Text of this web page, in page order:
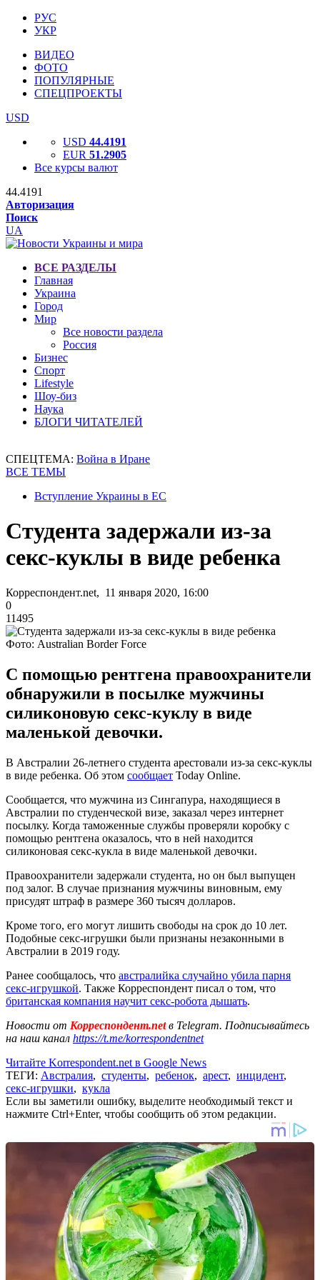
РУС
УКР
ВИДЕО
ФОТО
ПОПУЛЯРНЫЕ
СПЕЦПРОЕКТЫ
USD
USD 44.4191
EUR 51.2905
Все курсы валют
44.4191
Авторизация
Поиск
UA
ВСЕ РАЗДЕЛЫ
Главная
Украина
Город
Мир
Все новости раздела
Россия
Бизнес
Спорт
Lifestyle
Шоу-биз
Наука
БЛОГИ ЧИТАТЕЛЕЙ
СПЕЦТЕМА: Война в Иране
ВСЕ ТЕМЫ
Вступление Украины в ЕС
Студента задержали из-за
секс-куклы в виде ребенка
Корреспондент.net, 11 января 2020, 16:00
0
11495
Фото: Australian Border Force
С помощью рентгена правоохранители
обнаружили в посылке мужчины
силиконовую секс-куклу в виде
маленькой девочки.
В Австралии 26-летнего студента арестовали из-за секс-куклы
в виде ребенка. Об этом сообщает Today Online.
Сообщается, что мужчина из Сингапура, находящиеся в
Австралии по студенческой визе, заказал через интернет
посылку. Когда таможенные службы проверяли коробку с
помощью рентгена оказалось, что в ней находится
силиконовая секс-кукла в виде маленькой девочки.
Правоохранители задержали студента, но он был выпущен
под залог. В случае признания мужчины виновным, ему
присудят штраф в размере 360 тысяч долларов.
Кроме того, его могут лишить свободы на срок до 10 лет.
Подобные секс-игрушки были признаны незаконными в
Австралии в 2019 году.
Ранее сообщалось, что австралийка случайно убила парня
секс-игрушкой. Также Корреспондент писал о том, что
британская компания научит секс-робота дышать.
Новости от Корреспондент.netв Telegram. Подписывайтесь
на наш канал https://t.me/korrespondentnet
Читайте Korrespondent.net в Google News
ТЕГИ: Австралия, студенты, ребенок, арест, инцидент,
секс-игрушки, кукла
Если вы заметили ошибку, выделите необходимый текст и
нажмите Ctrl+Enter, чтобы сообщить об этом редакции.